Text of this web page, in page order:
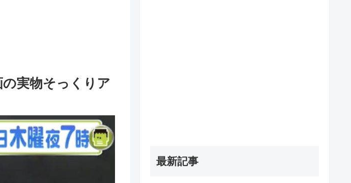
実物そっくりア
最新記事